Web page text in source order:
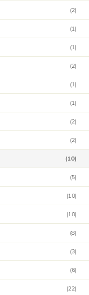
(2)
(1)
(1)
(2)
(1)
(1)
(2)
(2)
(10)
(5)
(10)
(10)
(8)
(3)
(6)
(22)